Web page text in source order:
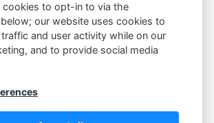
(4)
cookies to opt-in to via the
our website uses cookies to
and user activity while on our
and to provide social media